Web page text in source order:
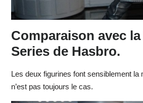
Comparaison avec
Series de Hasbro.
Les deux figurines font sensiblement la
n’est pas toujours le cas.